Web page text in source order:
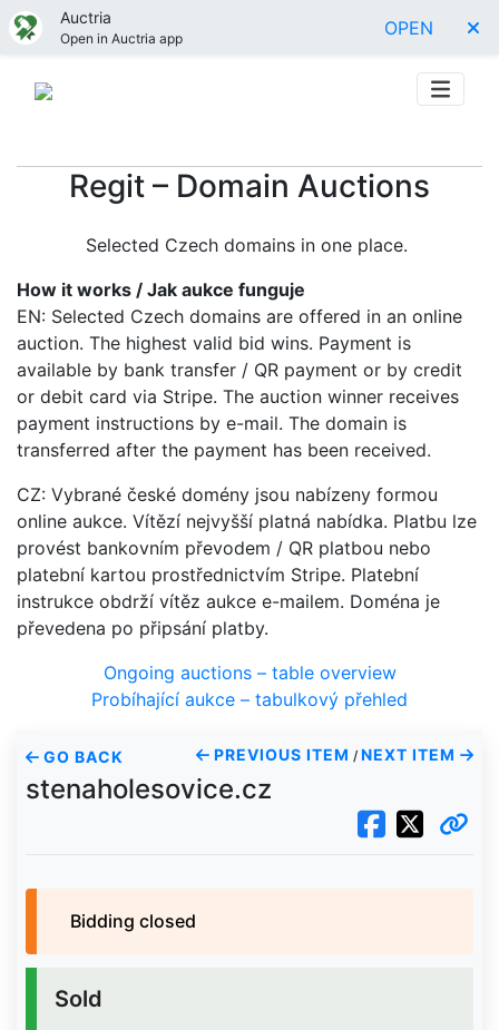
Auctria
Open in Auctria app OPEN
Regit – Domain Auctions
Selected Czech domains in one place.
How it works / Jak aukce funguje
EN: Selected Czech domains are offered in an online
auction. The highest valid bid wins. Payment is
available by bank transfer / QR payment or by credit
or debit card via Stripe. The auction winner receives
payment instructions by e-mail. The domain is
transferred after the payment has been received.
CZ: Vybrané české domény jsou nabízeny formou
online aukce. Vítězí nejvyšší platná nabídka. Platbu lze
provést bankovním převodem / QR platbou nebo
platební kartou prostřednictvím Stripe. Platební
instrukce obdrží vítěz aukce e-mailem. Doména je
převedena po připsání platby.
Ongoing auctions – table overview
Probíhající aukce – tabulkový přehled
GO BACK PREVIOUS ITEM / NEXT ITEM
stenaholesovice.cz
Bidding closed
Sold